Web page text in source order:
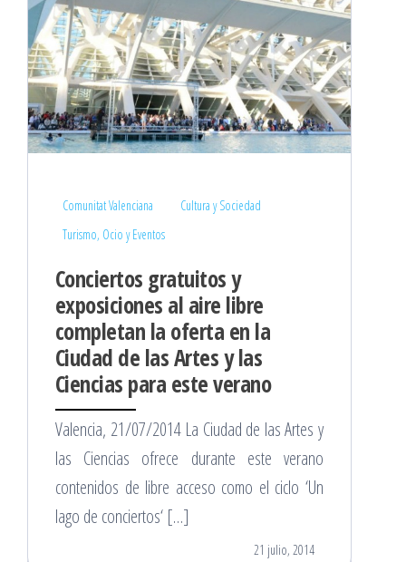
Comunitat Valenciana
Cultura y Sociedad
Turismo, Ocio y Eventos
Conciertos gratuitos y
exposiciones al aire libre
completan la oferta en la
Ciudad de las Artes y las
Ciencias para este verano
Valencia, 21/07/2014 La Ciudad de las Artes y
las Ciencias ofrece durante este verano
contenidos de libre acceso como el ciclo ‘Un
lago de conciertos‘ […]
21 julio, 2014